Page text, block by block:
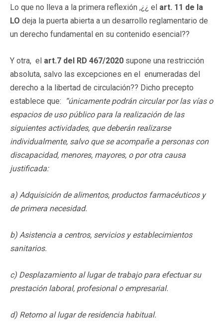
Lo que no lleva a la primera reflexión ,¿¿ el art. 11 de la
LO deja la puerta abierta a un desarrollo reglamentario de
un derecho fundamental en su contenido esencial??
Y otra, el art.7 del RD 467/2020 supone una restricción
absoluta, salvo las excepciones en el enumeradas del
derecho a la libertad de circulación?? Dicho precepto
establece que:
“únicamente podrán circular por las vías o
espacios de uso público para la realización de las
siguientes actividades, que deberán realizarse
individualmente, salvo que se acompañe a personas con
discapacidad, menores, mayores, o por otra causa
justificada:
a) Adquisición de alimentos, productos farmacéuticos y
de primera necesidad.
b) Asistencia a centros, servicios y establecimientos
sanitarios.
c) Desplazamiento al lugar de trabajo para efectuar su
prestación laboral, profesional o empresarial.
d) Retorno al lugar de residencia habitual.